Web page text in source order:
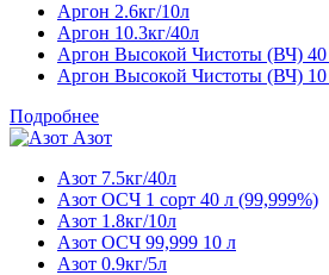
Аргон 2.6кг/10л
Аргон 10.3кг/40л
Аргон Высокой Чистоты (ВЧ) 40
Аргон Высокой Чистоты (ВЧ) 10
Подробнее
Азот
Азот 7.5кг/40л
Азот ОСЧ 1 сорт 40 л (99,999%)
Азот 1.8кг/10л
Азот ОСЧ 99,999 10 л
Азот 0.9кг/5л